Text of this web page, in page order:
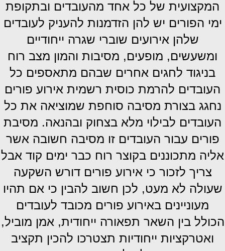
המקצועית של כל אחד מהעובדים ובתקופת
ימי הפורים יש להן הזדמנות להעניק לעובדים
שלהן אירועים שוברי שגרה ייחודיים
ומשעשים, מופעים, מסיבות והמון מצב רוח
בניגוד לחגים אחרים שבהם מתאספים כל
העובדים להרמת כוסית רשמית אירוע פורים
נחגג בצורת מסיבה סוחפת שמוציאה את כל
העובדים לבילוי מלא בצחוק ובהנאה. מסיבת
פורים עבור העובדים זו מסיבה חשובה אשר
אליה מתכוננים בקוצר רוח כבר ימים קוד אבל
צריך לזכור כי אירוע פורים דורש השקעה
שעולה לא מעט, לכן חשוב להבין כי אם תהיו
מעוניינים באירוע פורים מכובד לעובדים
הכולל בין השאר תפאורה ייחודית, אמן מוביל,
ואטרקציות ייחודיות תצטרכו להכין תקציב